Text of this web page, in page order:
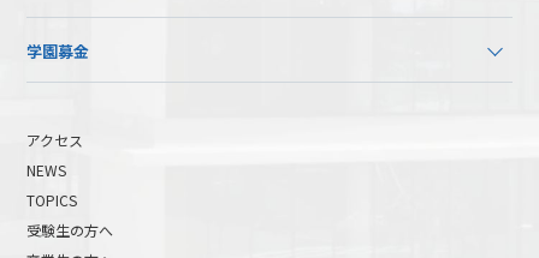
学園募金
アクセス
NEWS
TOPICS
受験生の方へ